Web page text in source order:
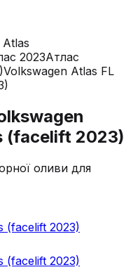
2023Атлас
Volkswagen Atlas FL
(facelift 2023)
оливи для
(facelift 2023)
(facelift 2023)